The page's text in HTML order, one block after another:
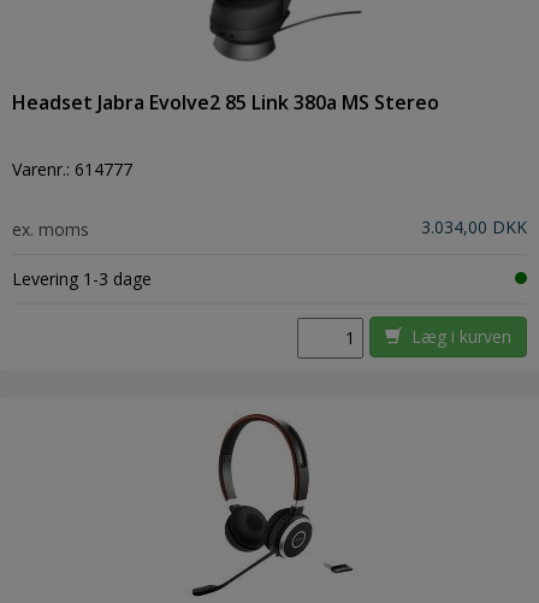
Headset Jabra Evolve2 85 Link 380a MS Stereo
Varenr.: 614777
ex. moms 3.034,00 DKK
Levering 1-3 dage
Læg i kurven